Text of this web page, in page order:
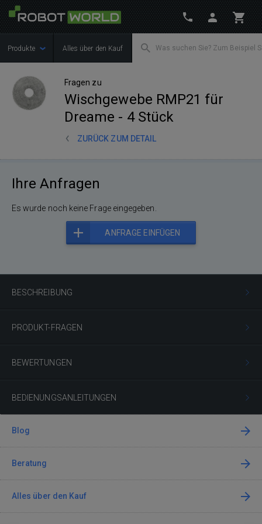
Produkte Alles über den Kauf
Fragen zu
Wischgewebe RMP21 für
Dreame - 4 Stück
ZURÜCK ZUM DETAIL
BESCHREIBUNG
PRODUKT-FRAGEN
BEWERTUNGEN
BEDIENUNGSANLEITUNGEN
Ihre Anfragen
Es wurde noch keine Frage eingegeben.
ANFRAGE EINFÜGEN
Blog
Beratung
Alles über den Kauf